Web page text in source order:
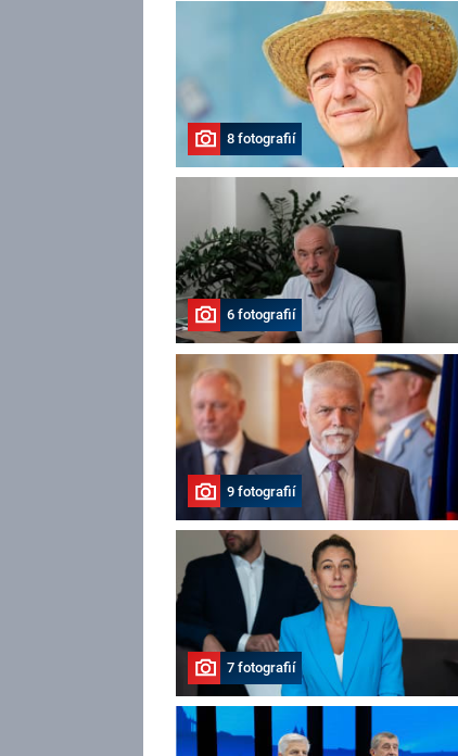
8 fotografií
6 fotografií
9 fotografií
7 fotografií